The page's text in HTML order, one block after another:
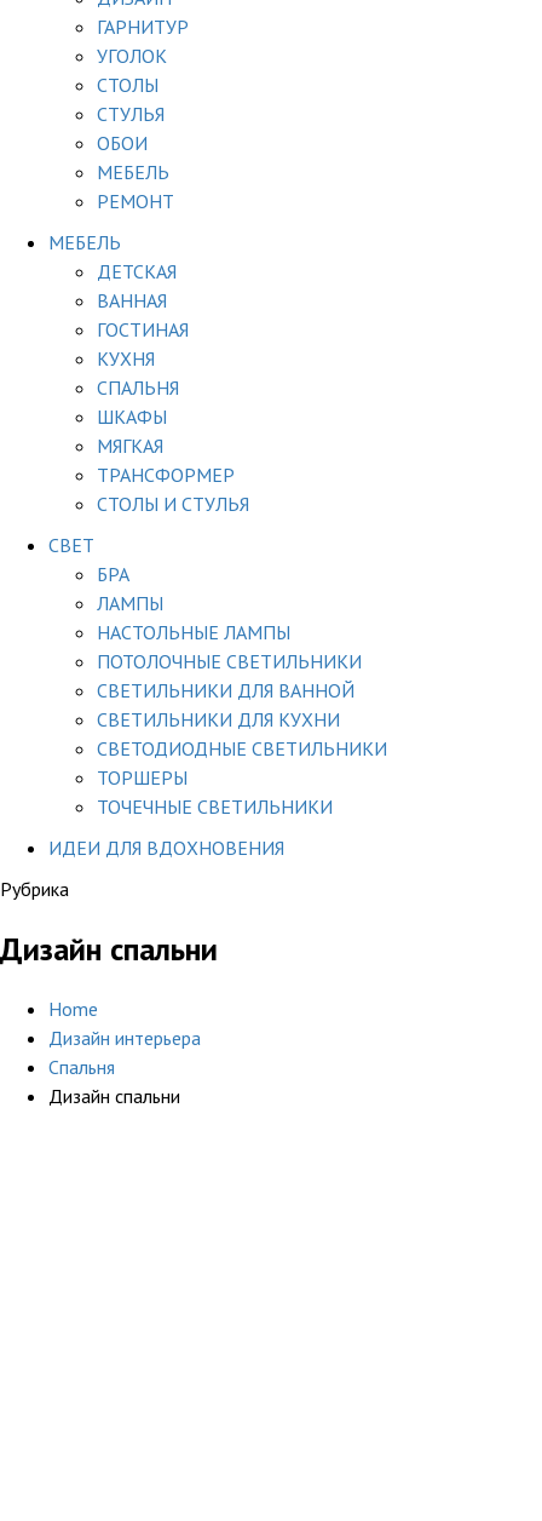
ГАРНИТУР
УГОЛОК
СТОЛЫ
СТУЛЬЯ
ОБОИ
МЕБЕЛЬ
РЕМОНТ
МЕБЕЛЬ
ДЕТСКАЯ
ВАННАЯ
ГОСТИНАЯ
КУХНЯ
СПАЛЬНЯ
ШКАФЫ
МЯГКАЯ
ТРАНСФОРМЕР
СТОЛЫ И СТУЛЬЯ
СВЕТ
БРА
ЛАМПЫ
НАСТОЛЬНЫЕ ЛАМПЫ
ПОТОЛОЧНЫЕ СВЕТИЛЬНИКИ
СВЕТИЛЬНИКИ ДЛЯ ВАННОЙ
СВЕТИЛЬНИКИ ДЛЯ КУХНИ
СВЕТОДИОДНЫЕ СВЕТИЛЬНИКИ
ТОРШЕРЫ
ТОЧЕЧНЫЕ СВЕТИЛЬНИКИ
ИДЕИ ДЛЯ ВДОХНОВЕНИЯ
Рубрика
Дизайн спальни
Home
Дизайн интерьера
Спальня
Дизайн спальни